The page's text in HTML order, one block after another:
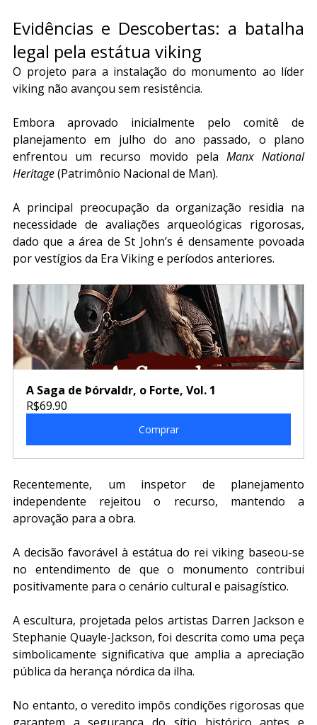
Evidências e Descobertas: a batalha
legal pela estátua viking
O projeto para a instalação do monumento ao líder
viking não avançou sem resistência.
Embora aprovado inicialmente pelo comitê de
planejamento em julho do ano passado, o plano
enfrentou um recurso movido pela Manx National
Heritage (Patrimônio Nacional de Man).
A principal preocupação da organização residia na
necessidade de avaliações arqueológicas rigorosas,
dado que a área de St John’s é densamente povoada
por vestígios da Era Viking e períodos anteriores.
A Saga de Þórvaldr, o Forte, Vol. 1
R$69.90
Comprar
Recentemente, um inspetor de planejamento
independente rejeitou o recurso, mantendo a
aprovação para a obra.
A decisão favorável à estátua do rei viking baseou-se
no entendimento de que o monumento contribui
positivamente para o cenário cultural e paisagístico.
A escultura, projetada pelos artistas Darren Jackson e
Stephanie Quayle-Jackson, foi descrita como uma peça
simbolicamente significativa que amplia a apreciação
pública da herança nórdica da ilha.
No entanto, o veredito impôs condições rigorosas que